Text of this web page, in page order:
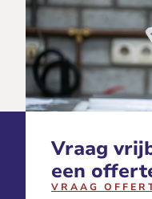
Vraag
een
VRAAG